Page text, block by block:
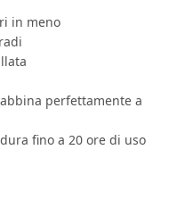
in meno
perfettamente a
ﬁno a 20 ore di uso